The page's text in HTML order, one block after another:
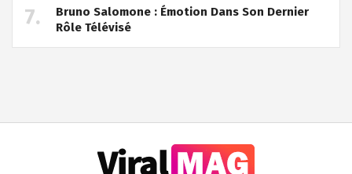
Bruno Salomone : Émotion Dans Son Dernier
Rôle Télévisé